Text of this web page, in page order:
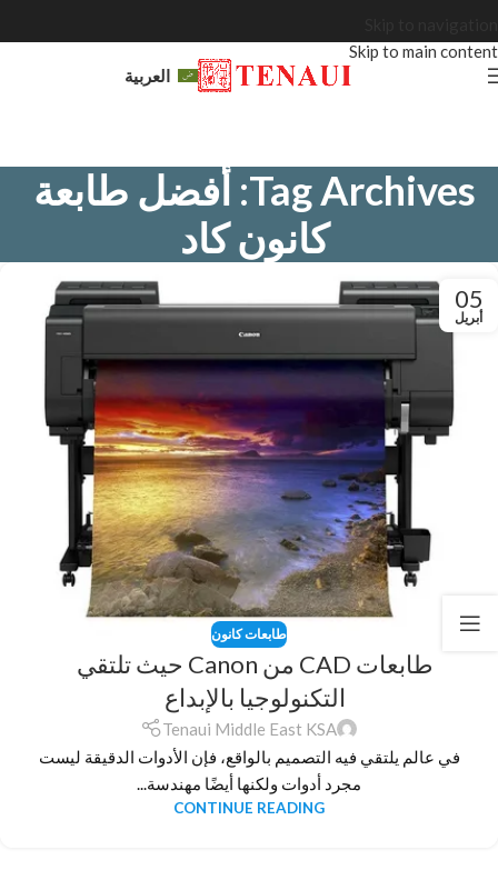
Skip to main content
العربية
Tag Archives: أفضل طابعة
كانون كاد
05
أبريل
طابعات كانون
طابعات CAD من Canon حيث تلتقي
التكنولوجيا بالإبداع
Tenaui Middle East KSA
في عالم يلتقي فيه التصميم بالواقع، فإن الأدوات الدقيقة ليست
مجرد أدوات ولكنها أيضًا مهندسة...
CONTINUE READING